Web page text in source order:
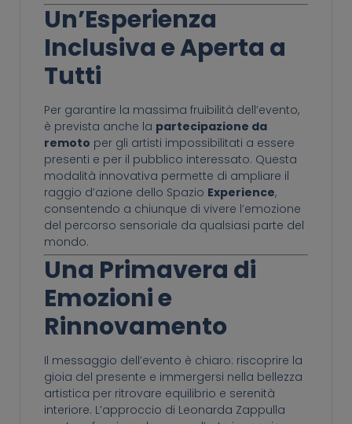
Un’Esperienza
Inclusiva e Aperta a
Tutti
Per garantire la massima fruibilità dell’evento,
è prevista anche la partecipazione da
remoto per gli artisti impossibilitati a essere
presenti e per il pubblico interessato. Questa
modalità innovativa permette di ampliare il
raggio d’azione dello Spazio Experience,
consentendo a chiunque di vivere l’emozione
del percorso sensoriale da qualsiasi parte del
mondo.
Una Primavera di
Emozioni e
Rinnovamento
Il messaggio dell’evento è chiaro: riscoprire la
gioia del presente e immergersi nella bellezza
artistica per ritrovare equilibrio e serenità
interiore. L’approccio di Leonarda Zappulla